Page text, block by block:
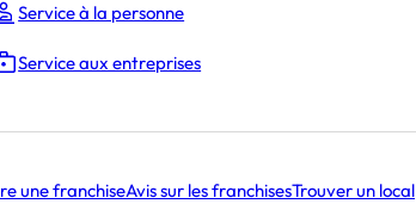
Service à la personne
Service aux entreprises
une franchiseAvis sur les franchisesTrouver un local